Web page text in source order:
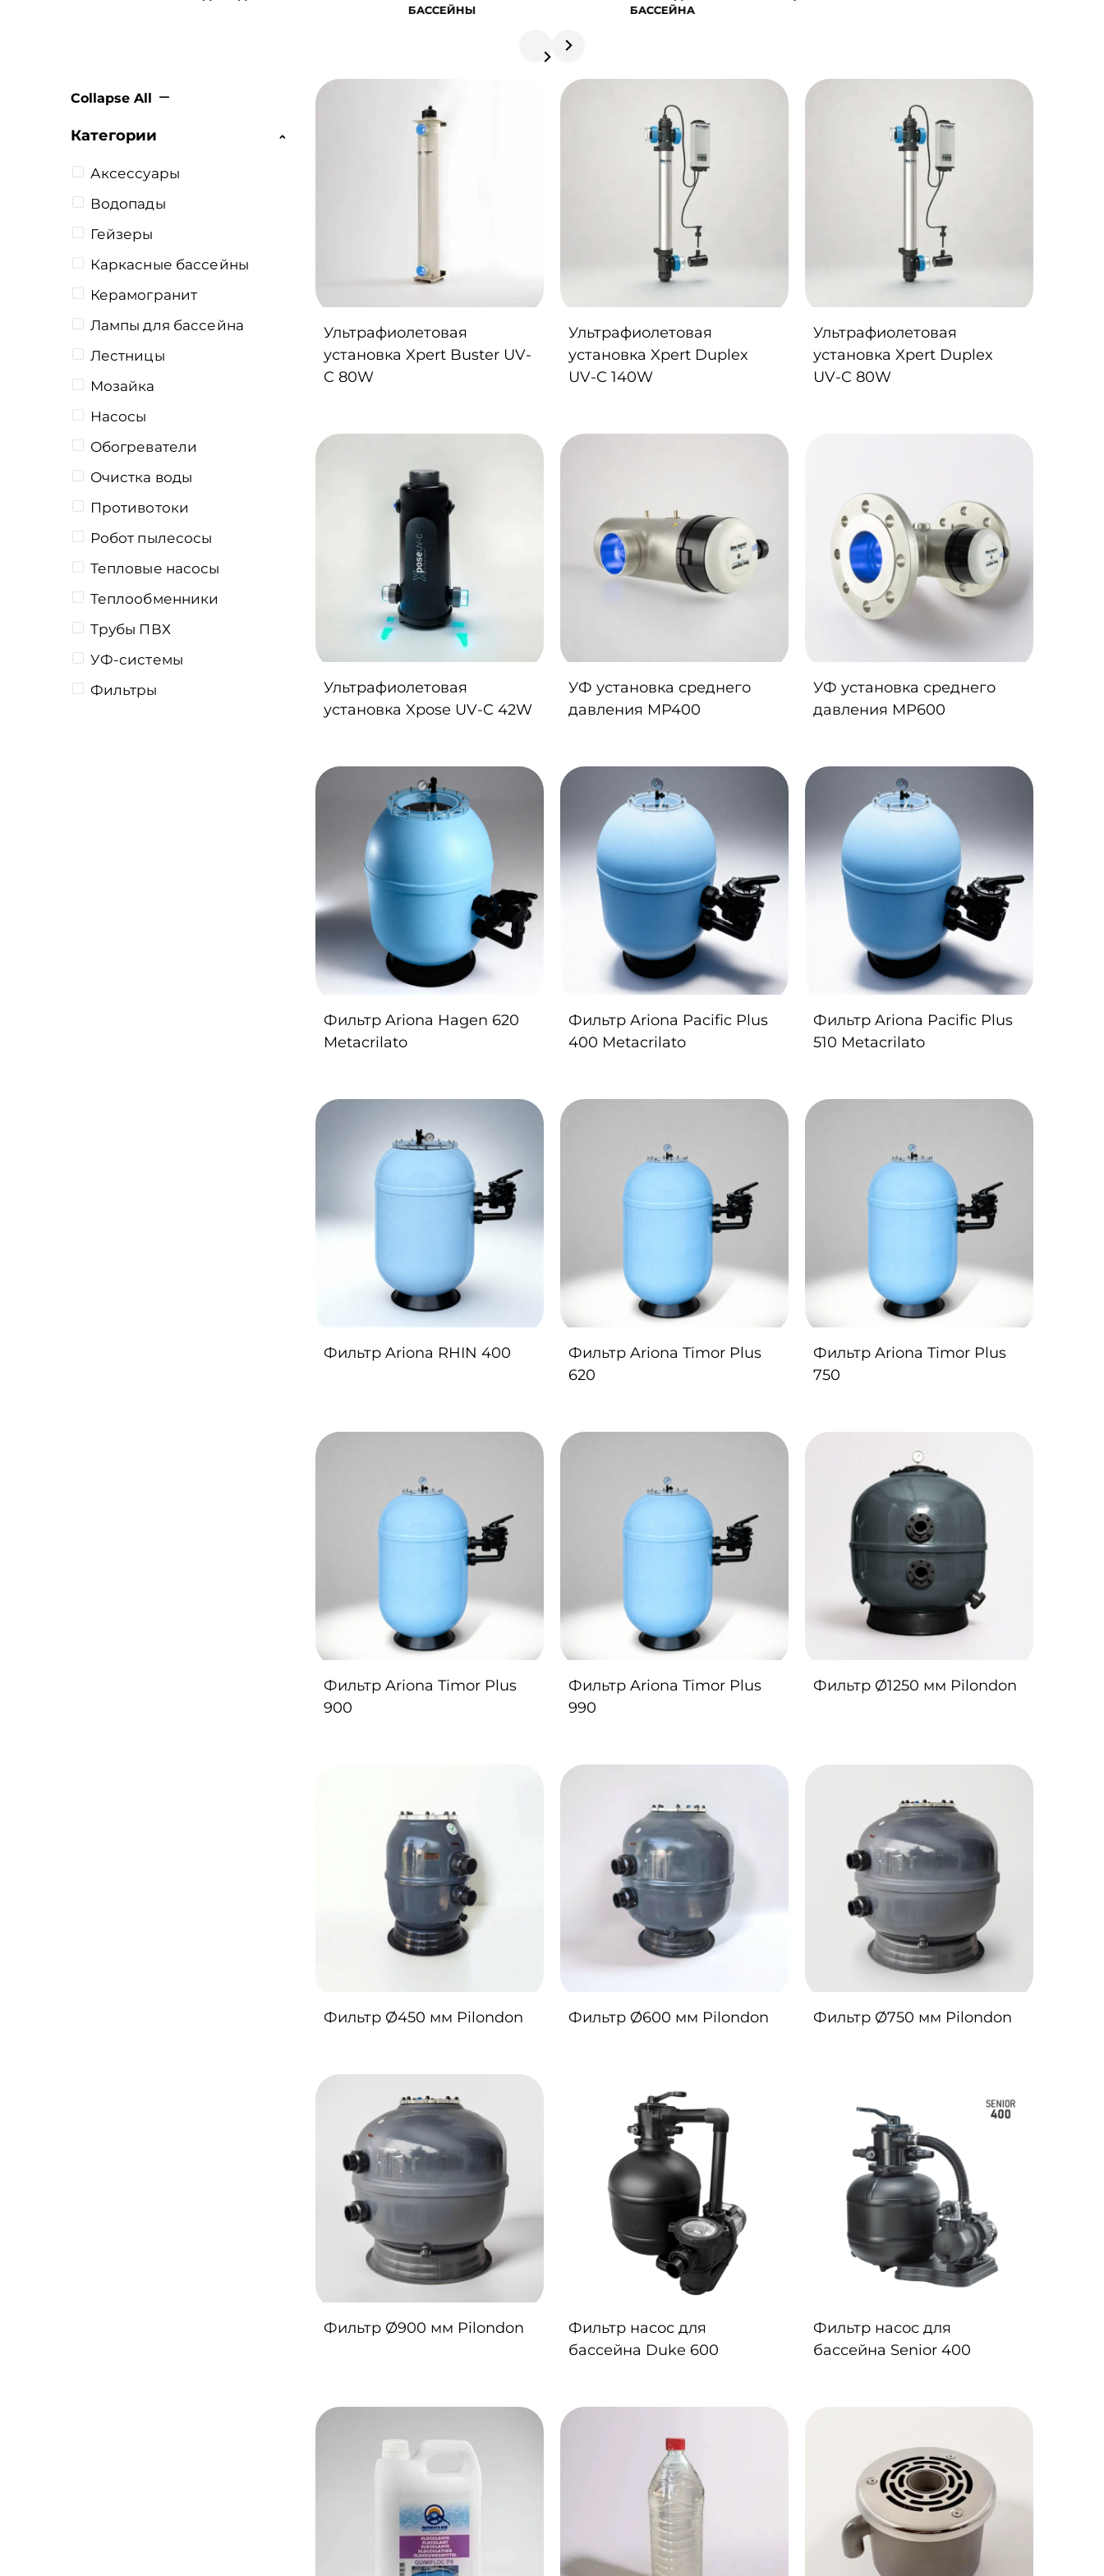
Collapse All
Категории
Аксессуары
Водопады
Гейзеры
Каркасные бассейны
Керамогранит
Лампы для бассейна
Лестницы
Мозайка
Насосы
Обогреватели
Очистка воды
Противотоки
Робот пылесосы
Тепловые насосы
Теплообменники
Трубы ПВХ
УФ-системы
Фильтры
Ультрафиолетовая
установка Xpert Buster UV-
C 80W
Ультрафиолетовая
установка Xpert Duplex
UV-C 140W
Ультрафиолетовая
установка Xpert Duplex
UV-C 80W
Ультрафиолетовая
установка Xpose UV-C 42W
УФ установка среднего
давления MP400
УФ установка среднего
давления MP600
Фильтр Ariona Hagen 620
Metacrilato
Фильтр Ariona Pacific Plus
400 Metacrilato
Фильтр Ariona Pacific Plus
510 Metacrilato
Фильтр Ariona RHIN 400
Фильтр Ariona Timor Plus
620
Фильтр Ariona Timor Plus
750
Фильтр Ariona Timor Plus
900
Фильтр Ariona Timor Plus
990
Фильтр Ø1250 мм Pilondon
Фильтр Ø450 мм Pilondon Фильтр Ø600 мм Pilondon Фильтр Ø750 мм Pilondon
Фильтр Ø900 мм Pilondon
Фильтр насос для
бассейна Duke 600
Фильтр насос для
бассейна Senior 400